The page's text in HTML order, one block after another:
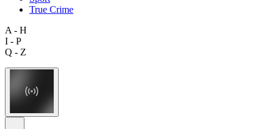
True Crime
A - H
I - P
Q - Z